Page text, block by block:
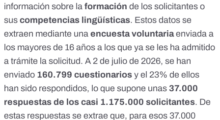
información sobre la formación de los solicitantes o
sus competencias lingüísticas. Estos datos se
extraen mediante una encuesta voluntariaenviada a
los mayores de 16 años a los que ya se les ha admitido
a trámite la solicitud. A 2 de julio de 2026, se han
enviado 160.799 cuestionarios y el 23% de ellos
han sido respondidos, lo que supone unas 37.000
respuestas de los casi 1.175.000 solicitantes. De
estas respuestas se extrae que, para esos 37.000